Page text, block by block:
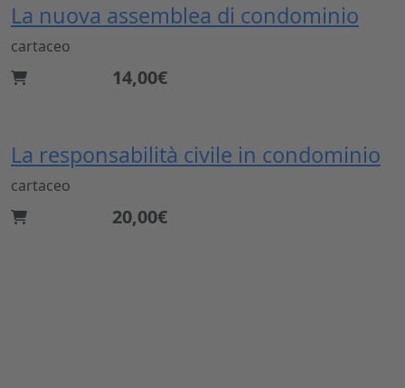
La nuova assemblea di condominio
cartaceo
14,00€
La responsabilità civile in condominio
cartaceo
20,00€